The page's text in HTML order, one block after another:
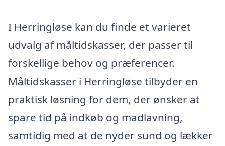
I Herringløse kan du finde et varieret
udvalg af måltidskasser, der passer til
forskellige behov og præferencer.
Måltidskasser i Herringløse tilbyder en
praktisk løsning for dem, der ønsker at
spare tid på indkøb og madlavning,
samtidig med at de nyder sund og lækker